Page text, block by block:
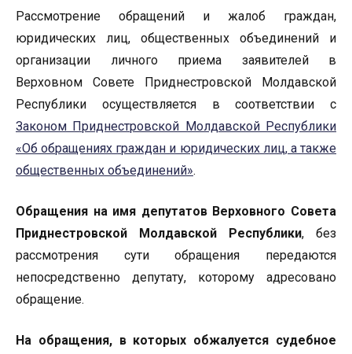
Рассмотрение обращений и жалоб граждан,
юридических лиц, общественных объединений и
организации личного приема заявителей в
Верховном Совете Приднестровской Молдавской
Республики осуществляется в соответствии с
Законом Приднестровской Молдавской Республики
«Об обращениях граждан и юридических лиц, а также
общественных объединений».
Обращения на имя депутатов Верховного Совета
Приднестровской Молдавской Республики, без
рассмотрения сути обращения передаются
непосредственно депутату, которому адресовано
обращение.
На обращения, в которых обжалуется судебное